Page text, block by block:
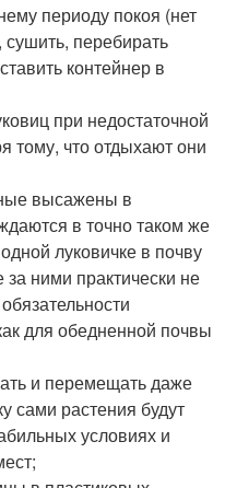
периоду покоя (нет
сушить, перебирать
контейнер в
при недостаточной
тому, что отдыхают они
высажены в
в точно таком же
луковичке в почву
ними практически не
для обедненной почвы
и перемещать даже
сами растения будут
условиях и